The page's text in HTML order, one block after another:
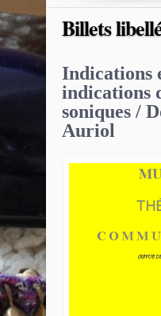
Billets
Indications
indications
soniques /
Auriol